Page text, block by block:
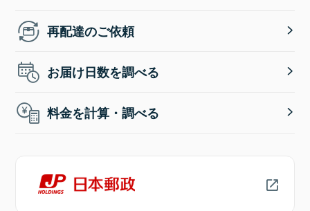
再配達のご依頼
お届け日数を調べる
料金を計算・調べる